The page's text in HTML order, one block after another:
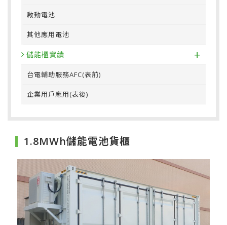
啟動電池
其他應用電池
儲能櫃實績 +
台電輔助服務AFC(表前)
企業用戶應用(表後)
1.8MWh儲能電池貨櫃